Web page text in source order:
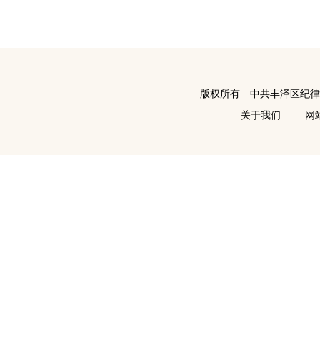
版权所有 中共丰泽区纪
关于我们
网